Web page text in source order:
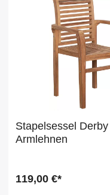
Stapelsessel
Armlehnen
119,00 €*